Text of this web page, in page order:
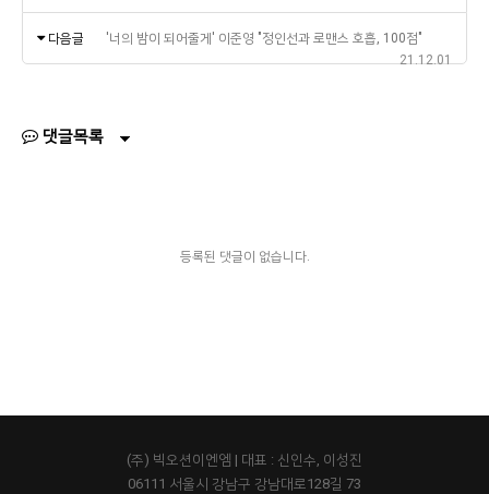
다음글
'너의 밤이 되어줄게' 이준영 "정인선과 로맨스 호흡, 100점"
21.12.01
댓글목록
등록된 댓글이 없습니다.
(주) 빅오션이엔엠 | 대표 : 신인수, 이성진
06111 서울시 강남구 강남대로128길 73